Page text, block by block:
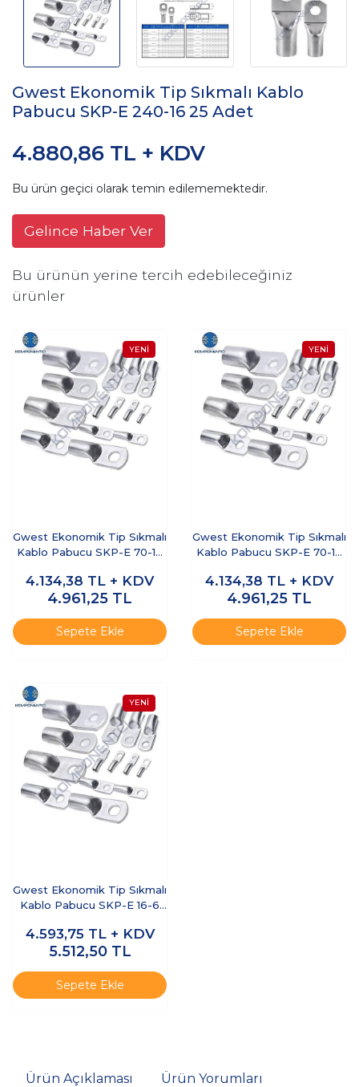
Gwest Ekonomik Tip Sıkmalı Kablo
Pabucu SKP-E 240-16 25 Adet
4.880,86 TL + KDV
Bu ürün geçici olarak temin edilememektedir.
Gelince Haber Ver
Bu ürünün yerine tercih edebileceğiniz
ürünler
Gwest Ekonomik Tip Sıkmalı
Kablo Pabucu SKP-E 70-12
4.134,38 TL + KDV
4.961,25 TL
Sepete Ekle
Gwest Ekonomik Tip Sıkmalı
Kablo Pabucu SKP-E 70-10
4.134,38 TL + KDV
4.961,25 TL
Sepete Ekle
Gwest Ekonomik Tip Sıkmalı
Kablo Pabucu SKP-E 16-6
4.593,75 TL + KDV
5.512,50 TL
Sepete Ekle
Ürün Açıklaması Ürün Yorumları